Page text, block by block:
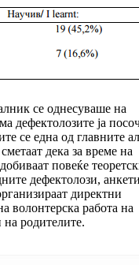
се однесуваше на
дефектолозите ја
се една од главните
дека за време на
повеќе
дефектолози,
директни
волонтерска работа на
ро­ди­телите.